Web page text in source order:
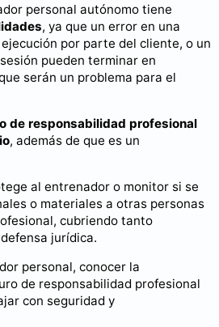
personal autónomo tiene
, ya que un error en una
por parte del cliente, o un
pueden terminar en
serán un problema para el
de responsabilidad profesional
, además de que es un
al entrenador o monitor si se
o materiales a otras personas
cubriendo tanto
jurídica.
personal, conocer la
de responsabilidad profesional
con seguridad y